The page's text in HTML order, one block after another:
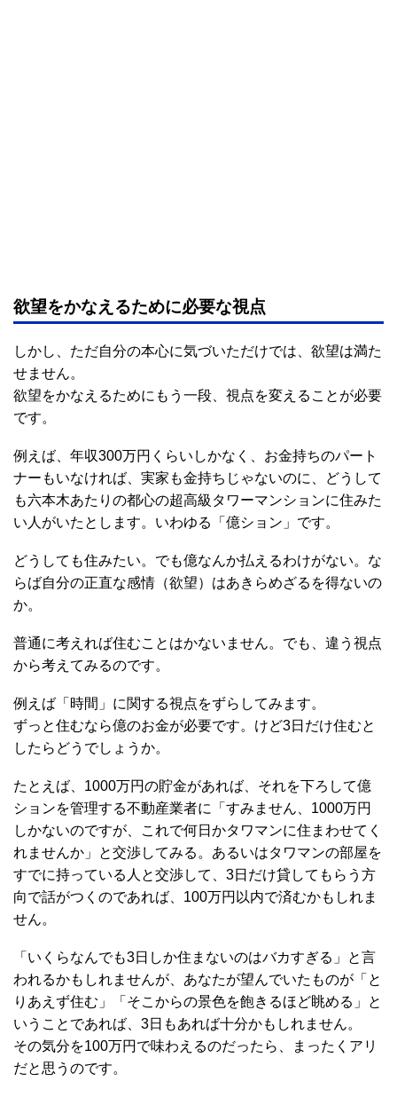
欲望をかなえるために必要な視点
しかし、ただ自分の本心に気づいただけでは、欲望は満た
せません。
欲望をかなえるためにもう一段、視点を変えることが必要
です。
例えば、年収300万円くらいしかなく、お金持ちのパート
ナーもいなければ、実家も金持ちじゃないのに、どうして
も六本木あたりの都心の超高級タワーマンションに住みた
い人がいたとします。いわゆる「億ション」です。
どうしても住みたい。でも億なんか払えるわけがない。な
らば自分の正直な感情（欲望）はあきらめざるを得ないの
か。
普通に考えれば住むことはかないません。でも、違う視点
から考えてみるのです。
例えば「時間」に関する視点をずらしてみます。
ずっと住むなら億のお金が必要です。けど3日だけ住むと
したらどうでしょうか。
たとえば、1000万円の貯金があれば、それを下ろして億
ションを管理する不動産業者に「すみません、1000万円
しかないのですが、これで何日かタワマンに住まわせてく
れませんか」と交渉してみる。あるいはタワマンの部屋を
すでに持っている人と交渉して、3日だけ貸してもらう方
向で話がつくのであれば、100万円以内で済むかもしれま
せん。
「いくらなんでも3日しか住まないのはバカすぎる」と言
われるかもしれませんが、あなたが望んでいたものが「と
りあえず住む」「そこからの景色を飽きるほど眺める」と
いうことであれば、3日もあれば十分かもしれません。
その気分を100万円で味わえるのだったら、まったくアリ
だと思うのです。